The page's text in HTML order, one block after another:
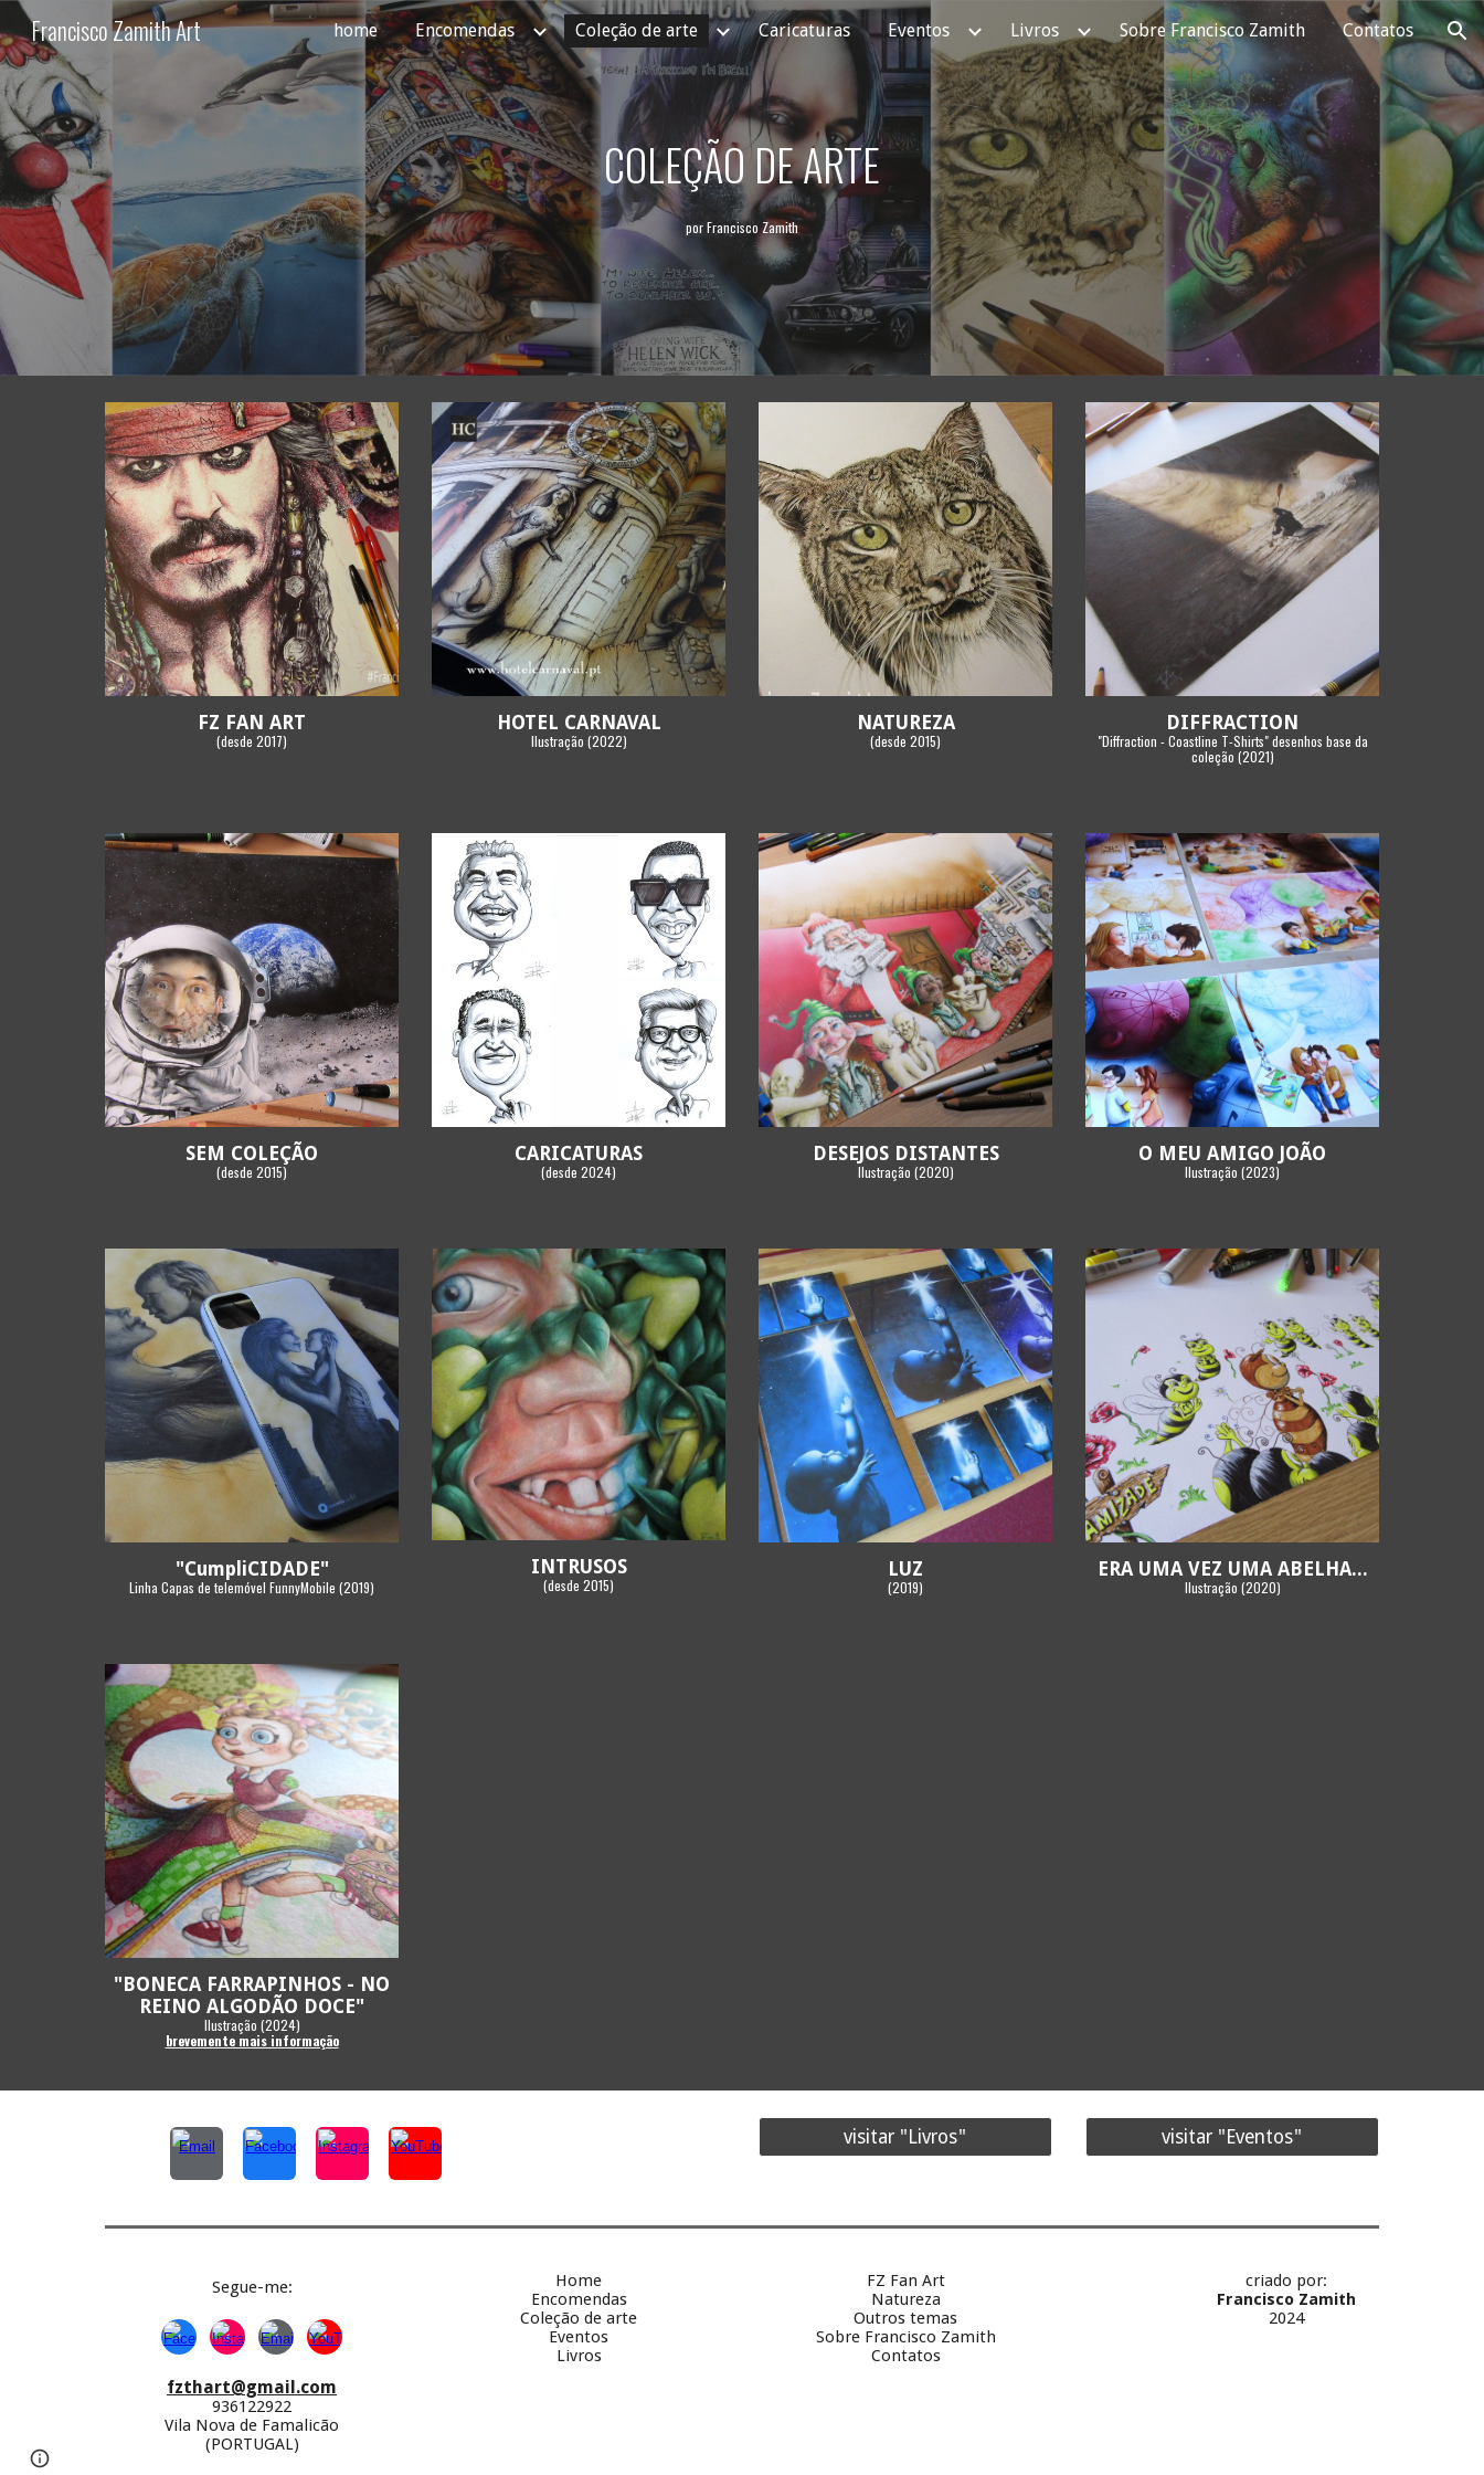
Skip to main content Skip to navigation
Francisco Zamith Art home Encomendas Coleção de arte Caricaturas Eventos Livros Sobre Francisco Zamith Contatos
COLEÇÃO DE ARTE
por Francisco Zamith
FZ FAN ART
(desde 2017)
HOTEL CARNAVAL
Ilustração (2022)
NATUREZA
(desde 2015)
DIFFRACTION
"Diffraction - Coastline T-Shirts" desenhos base da
coleção (2021)
SEM COLEÇÃO
(desde 2015)
CARICATURAS
(desde 2024)
DESEJOS DISTANTES
Ilustração (2020)
O MEU AMIGO JOÃO
Ilustração (2023)
"CumpliCIDADE"
Linha Capas de telemóvel FunnyMobile (2019)
INTRUSOS
(desde 2015)
LUZ
(2019)
ERA UMA VEZ UMA ABELHA...
Ilustração (2020)
"BONECA FAR RAPINHOS - NO
REINO ALGODÃO DOCE"
Ilustração (2024)
brevemente mais informação
visitar "Livros" visitar "Eventos"
Segue-me:
fzthart@gmail.com
936122922
Vila Nova de Famalicão
(PORTUGAL)
Home
Encomendas
Coleção de arte
Eventos
Livros
FZ Fan Art
Natureza
Outros temas
SobreFrancisco Zamith
Contatos
criado por:
Francisco Zamith
2024
Report abuse